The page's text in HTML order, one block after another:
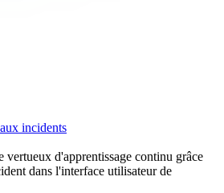
incidents
vertueux d'apprentissage continu grâce
dans l'interface utilisateur de